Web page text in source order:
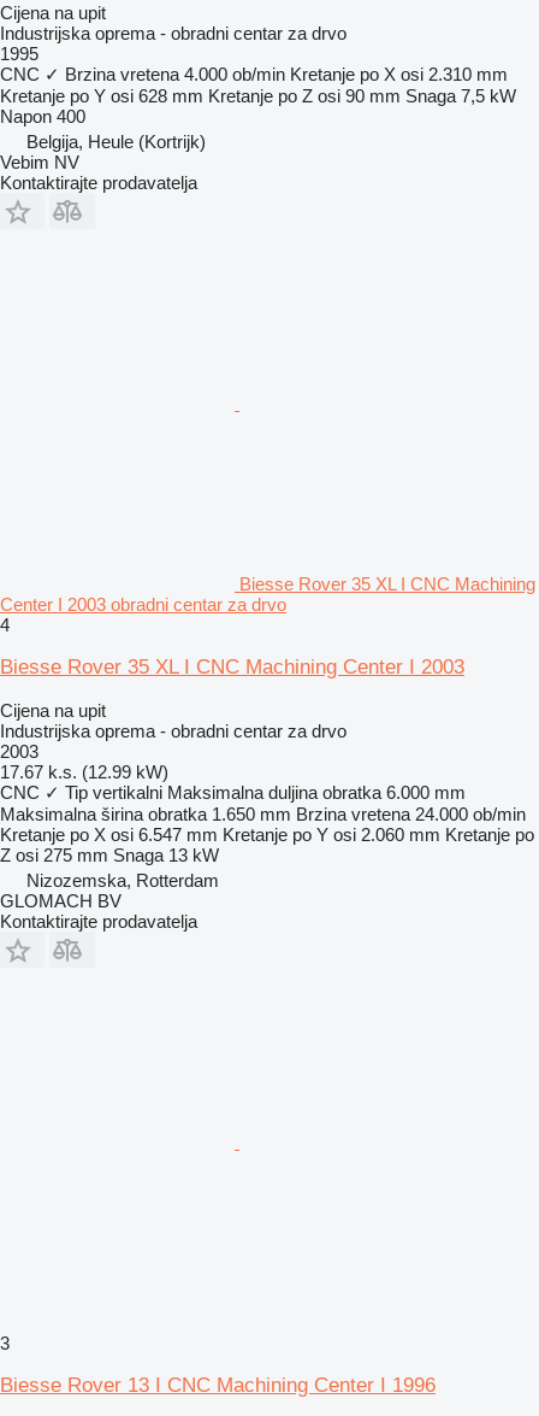
Cijena na upit
Industrijska oprema - obradni centar za drvo
1995
CNC ✓ Brzina vretena 4.000 ob/min Kretanje po X osi 2.310 mm
Kretanje po Y osi 628 mm Kretanje po Z osi 90 mm Snaga 7,5 kW
Napon 400
Belgija, Heule (Kortrijk)
Vebim NV
Kontaktirajte prodavatelja
Biesse Rover 35 XL I CNC Machining
Center I 2003 obradni centar za drvo
4
Biesse Rover 35 XL I CNC Machining Center I 2003
Cijena na upit
Industrijska oprema - obradni centar za drvo
2003
17.67 k.s. (12.99 kW)
CNC ✓ Tip vertikalni Maksimalna duljina obratka 6.000 mm
Maksimalna širina obratka 1.650 mm Brzina vretena 24.000 ob/min
Kretanje po X osi 6.547 mm Kretanje po Y osi 2.060 mm Kretanje po
Z osi 275 mm Snaga 13 kW
Nizozemska, Rotterdam
GLOMACH BV
Kontaktirajte prodavatelja
3
Biesse Rover 13 I CNC Machining Center I 1996